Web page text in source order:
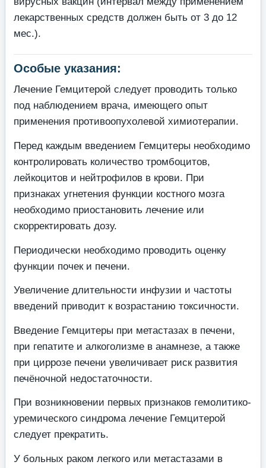
лекарственных средств должен быть от 3 до 12
мес.).
Особые указания:
Лечение Гемцитерой следует проводить только
под наблюдением врача, имеющего опыт
применения противоопухолевой химиотерапии.
Перед каждым введением Гемцитеры необходимо
контролировать количество тромбоцитов,
лейкоцитов и нейтрофилов в крови. При
признаках угнетения функции костного мозга
необходимо приостановить лечение или
скорректировать дозу.
Периодически необходимо проводить оценку
функции почек и печени.
Увеличение длительности инфузии и частоты
введений приводит к возрастанию токсичности.
Введение Гемцитеры при метастазах в печени,
при гепатите и алкоголизме в анамнезе, а также
при циррозе печени увеличивает риск развития
печёночной недостаточности.
При возникновении первых признаков гемолитико-
уремического синдрома лечение Гемцитерой
следует прекратить.
У больных раком легкого или метастазами в